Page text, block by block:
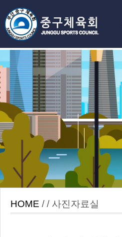
하위분류
HOME / / 사진자료실